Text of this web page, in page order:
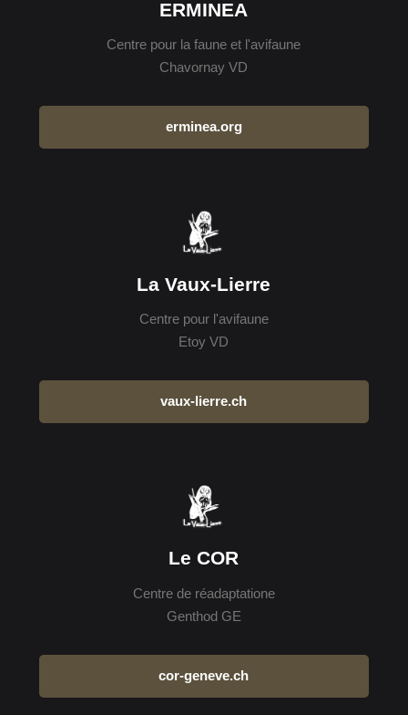
ERMINEA
Centre pour la faune et l'avifaune
Chavornay VD
erminea.org
La Vaux-Lierre
Centre pour l'avifaune
Etoy VD
vaux-lierre.ch
Le COR
Centre de réadaptatione
Genthod GE
cor-geneve.ch